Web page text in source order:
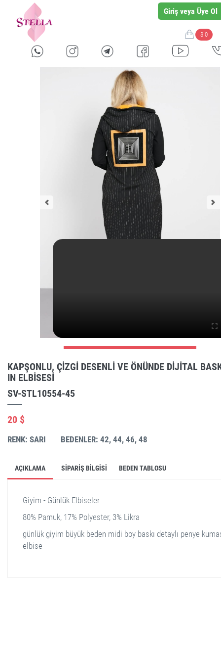
Giriş veya Üye Ol
$ 0
KAPŞONLU, ÇIZGI DESENLI VE ÖNÜNDE DIJITAL
IN ELBISESI
SV-STL10554-45
20 $
RENK: SARI BEDENLER: 42, 44, 46, 48
AÇIKLAMA SIPARIŞ BILGISI BEDEN TABLOSU
Giyim - Günlük Elbiseler
80% Pamuk, 17% Polyester, 3% Likra
günlük giyim büyük beden midi boy baskı detaylı penye
elbise